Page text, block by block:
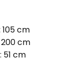
cm
cm
51 cm